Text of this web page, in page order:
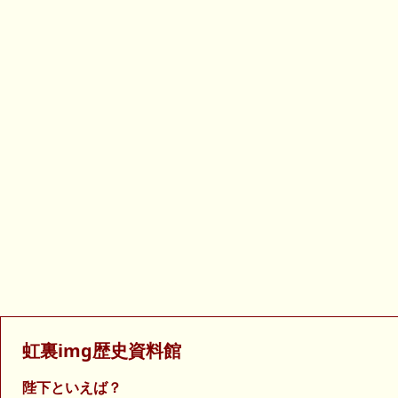
虹裏img歴史資料館
陛下といえば？